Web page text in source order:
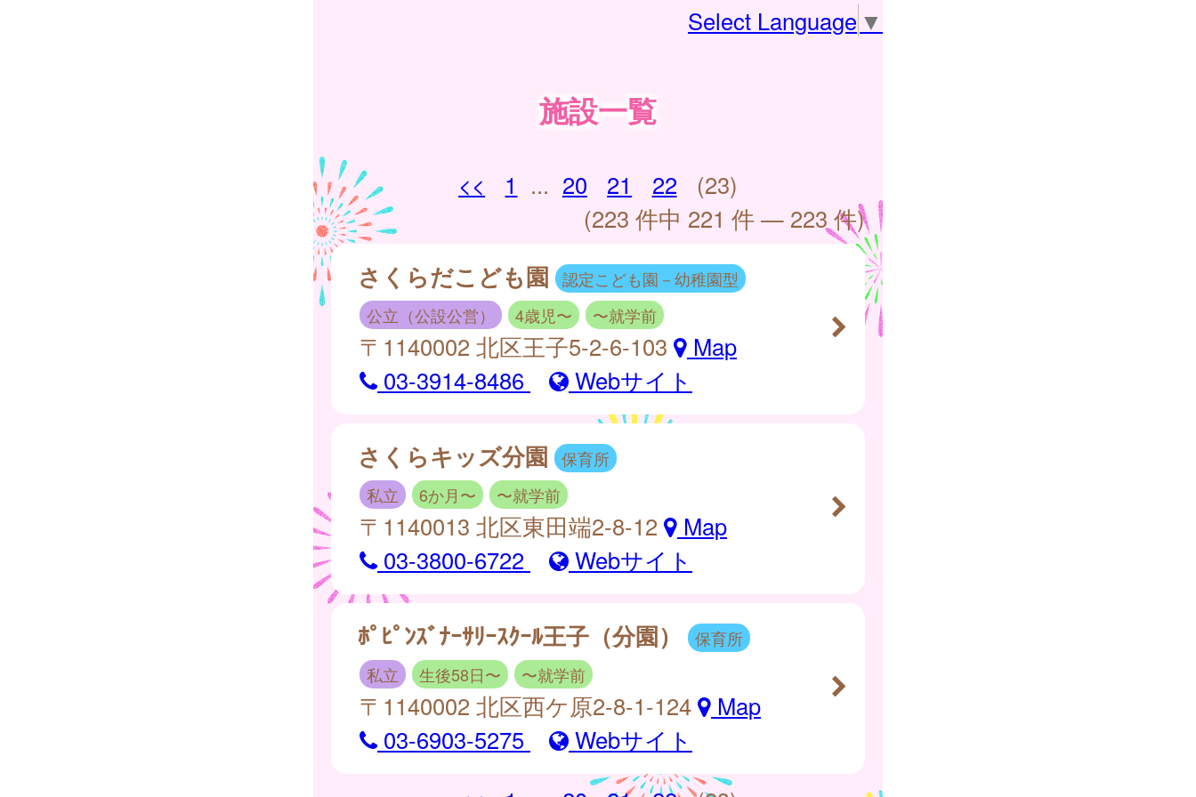
Select Language ▼
施設一覧
<< 1 ... 20 21 22
(23)
(223 件中 221 件 — 223 件)
さくらだこども園
認定こども園－幼稚園型
公立（公設公営）
4歳児〜 〜就学前
〒1140002 北区王子5-2-6-103
Map
03-3914-8486
Webサイト
さくらキッズ分園
保育所
私立
6か月〜 〜就学前
〒1140013 北区東田端2-8-12
Map
03-3800-6722
Webサイト
ﾎﾟﾋﾟﾝｽﾞﾅｰｻﾘｰｽｸｰﾙ王子（分園）
保育所
私立
生後58日〜 〜就学前
〒1140002 北区西ケ原2-8-1-124
Map
03-6903-5275
Webサイト